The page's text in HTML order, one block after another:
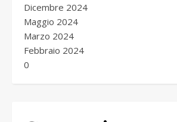
Dicembre 2024
Maggio 2024
Marzo 2024
Febbraio 2024
0